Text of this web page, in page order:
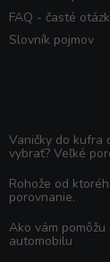
FAQ - časté
Slovník pojmov
Vaničky do kufra
vybrať? Veľké
Rohože od
porovnanie.
Ako vám
automobilu